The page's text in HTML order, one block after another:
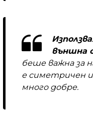
външна
беше важна за
е симетричен
много добре.